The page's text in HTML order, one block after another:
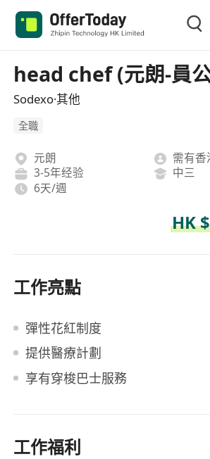
head chef (元朗-員
Sodexo·其他
全職
元朗
需有香
3-5年经验
中三
6天/週
HK
工作亮點
彈性花紅制度
提供醫療計劃
享有穿梭巴士服務
工作福利